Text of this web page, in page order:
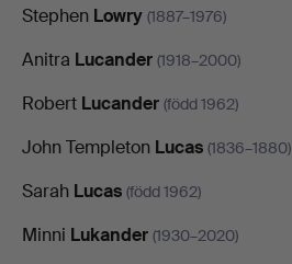
Stephen Lowry (1887–1976)
Anitra Lucander (1918–2000)
Robert Lucander (född 1962)
John Templeton Lucas (1836–1880)
Sarah Lucas (född 1962)
Minni Lukander (1930–2020)